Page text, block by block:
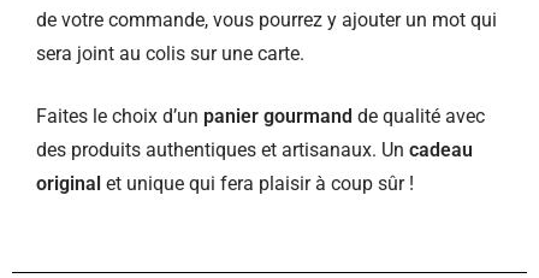
de votre commande, vous pourrez y ajouter un mot qui
sera joint au colis sur une carte.
Faites le choix d’un panier gourmand de qualité avec
des produits authentiques et artisanaux. Un cadeau
original et unique qui fera plaisir à coup sûr !